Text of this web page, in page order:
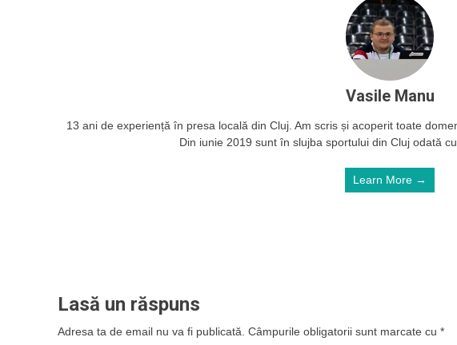
Vasile Manu
13 ani de experiență în presa locală din Cluj. Am scris și acoperit toate
Din iunie 2019 sunt în slujba sportului din Cluj odată
Learn More →
Lasă un răspuns
Adresa ta de email nu va fi publicată. Câmpurile obligatorii sunt marcate cu *